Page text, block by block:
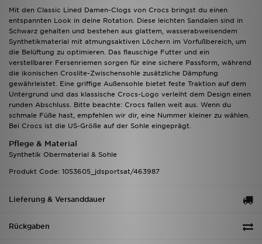
Mit den Classic Lined Damen-Clogs von Crocs bringst du einen
entspannten Look in deine Rotation. Diese leichten Sandalen sind in
Schwarz gehalten und bestehen aus glattem, wasserabweisendem
Synthetikmaterial mit atmungsaktiven Löchern im Vorfußbereich, um
die Belüftung zu optimieren. Das flauschige Futter und ein
verstellbarer Fersenriemen sorgen für eine sichere Passform, während
die ikonischen Croslite-Zwischensohle zusätzliche Dämpfung
gewährleistet. Eine griffige Außensohle bietet feste Traktion auf dem
Untergrund und das klassische Crocs-Logo verleiht dem Design einen
runden Abschluss. Bitte beachte: Crocs fallen weit aus. Wenn du
schmale Füße hast, empfehlen wir dir, eine Nummer kleiner zu wählen.
Bei Crocs ist die US-Größe auf der Sohle eingeprägt.
Pflege & Material
Synthetik Obermaterial & Sohle
Produkt Code: 1053605_jdsportsat/463987
Lieferung & Versanddauer
Rückgaben